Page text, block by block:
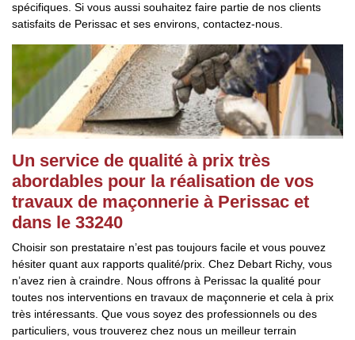
spécifiques. Si vous aussi souhaitez faire partie de nos clients
satisfaits de Perissac et ses environs, contactez-nous.
Un service de qualité à prix très
abordables pour la réalisation de vos
travaux de maçonnerie à Perissac et
dans le 33240
Choisir son prestataire n’est pas toujours facile et vous pouvez
hésiter quant aux rapports qualité/prix. Chez Debart Richy, vous
n’avez rien à craindre. Nous offrons à Perissac la qualité pour
toutes nos interventions en travaux de maçonnerie et cela à prix
très intéressants. Que vous soyez des professionnels ou des
particuliers, vous trouverez chez nous un meilleur terrain